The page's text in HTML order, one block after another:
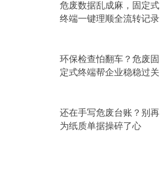
危废数据乱成麻，固定式
终端一键理顺全流转记录
环保检查怕翻车？危废固
定式终端帮企业稳稳过关
还在手写危废台账？别再
为纸质单据操碎了心